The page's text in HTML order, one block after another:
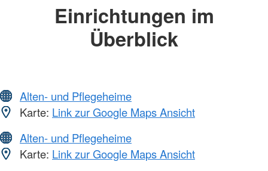
Einrichtungen im
Überblick
Alten- und Pflegeheime
Karte: Link zur Google Maps Ansicht
Alten- und Pflegeheime
Karte: Link zur Google Maps Ansicht